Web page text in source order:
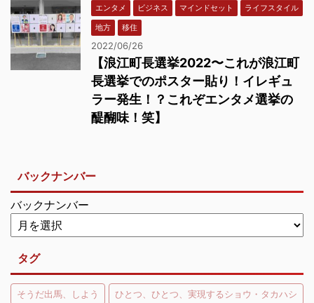
エンタメ ビジネス マインドセット
ライフスタイル
地方
移住
2022/06/26
【浪江町長選挙2022〜これが浪江町
長選挙でのポスター貼り！イレギュ
ラー発生！？これぞエンタメ選挙の
醍醐味！笑】
バックナンバー
バックナンバー
タグ
そうだ出馬、しよう ひとつ、ひとつ、実現するショウ・タカハシ